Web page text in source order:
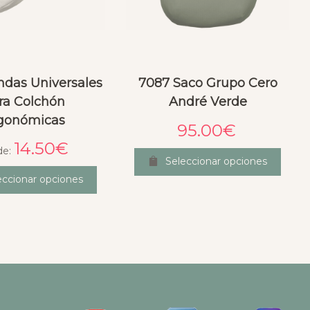
Universales
Colchón
14.50€
opciones
7087 Saco Grupo Cero
André Verde
95.00€
Seleccionar opciones